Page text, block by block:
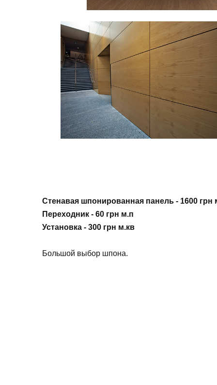
Стенавая шпонированная панель - 1600 грн
Переходник - 60 грн м.п
Установка - 300 грн м.кв
Большой выбор шпона.